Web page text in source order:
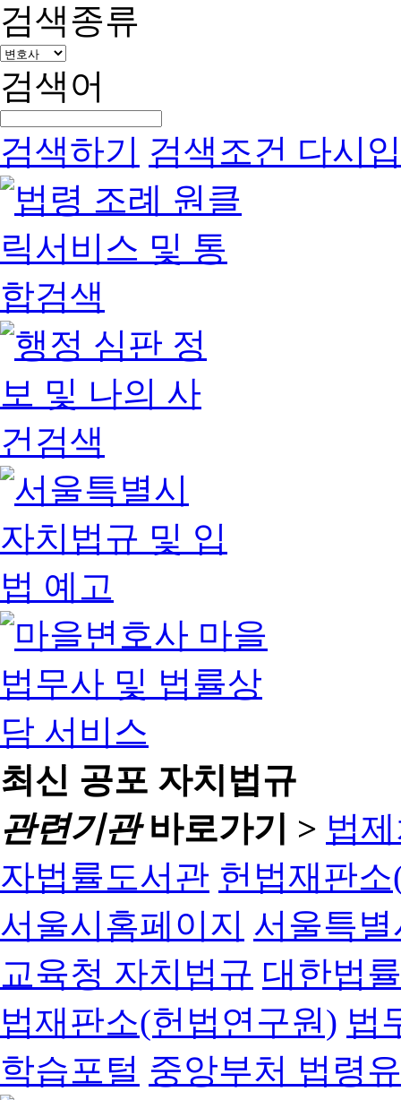
검색종류
검색어
검색하기 검색조건 다시
최신 공포 자치법규
관련기관바로가기 > 법
자법률도서관 헌법재판
서울시홈페이지 서울특
교육청 자치법규 대한법
법재판소(헌법연구원) 법
학습포털 중앙부처 법령